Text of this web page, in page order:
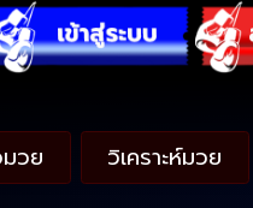
วย วิเคราะห์มวย